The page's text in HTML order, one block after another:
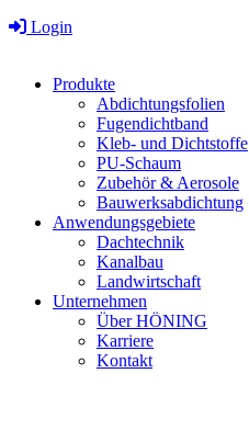
Login
Produkte
Abdichtungsfolien
Fugendichtband
Kleb- und Dichtstoffe
PU-Schaum
Zubehör & Aerosole
Bauwerksabdichtung
Anwendungsgebiete
Dachtechnik
Kanalbau
Landwirtschaft
Unternehmen
Über HÖNING
Karriere
Kontakt